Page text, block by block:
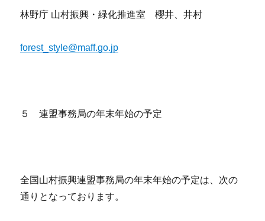
林野庁 山村振興・緑化推進室 櫻井、井村
forest_style@maff.go.jp
５ 連盟事務局の年末年始の予定
全国山村振興連盟事務局の年末年始の予定は、次の
通りとなっております。